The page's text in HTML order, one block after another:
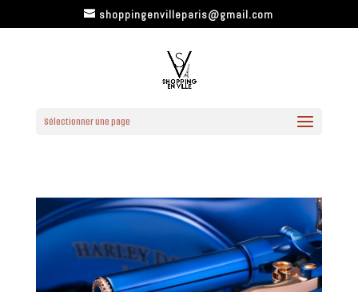
shoppingenvilleparis@gmail.com
Sélectionner une page